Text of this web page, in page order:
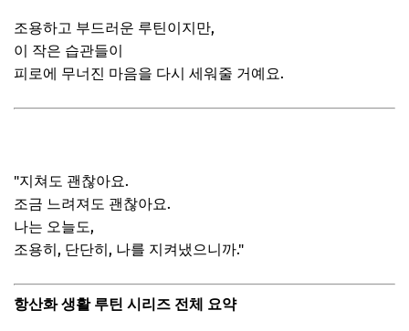
조용하고 부드러운 루틴이지만,
이 작은 습관들이
피로에 무너진 마음을 다시 세워줄 거예요.
"지쳐도 괜찮아요.
조금 느려져도 괜찮아요.
나는 오늘도,
조용히, 단단히, 나를 지켜냈으니까."
항산화 생활 루틴 시리즈 전체 요약